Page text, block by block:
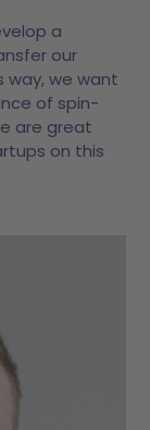
a
our
way, we want
of spin-
are great
on this